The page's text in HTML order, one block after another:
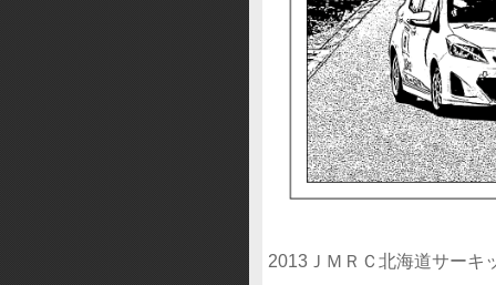
2013ＪＭＲＣ北海道サー